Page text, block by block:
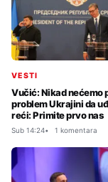
VESTI
Vučić: Nikad nećemo
problem Ukrajini da
reći: Primite prvo nas
Sub 14:24 1 komentara